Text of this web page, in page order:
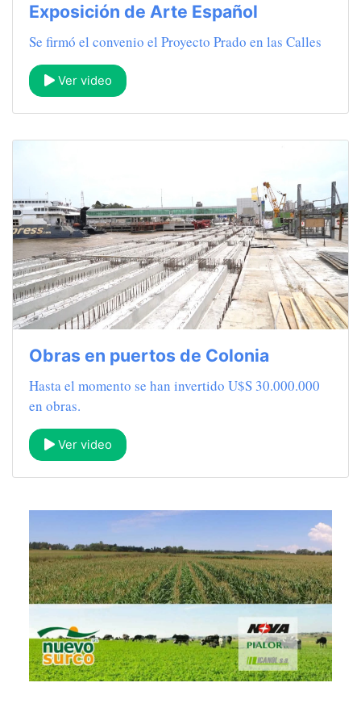
Exposición de Arte Español
Se firmó el convenio el Proyecto Prado en las Calles
Ver video
Obras en puertos de Colonia
Hasta el momento se han invertido U$S 30.000.000
en obras.
Ver video